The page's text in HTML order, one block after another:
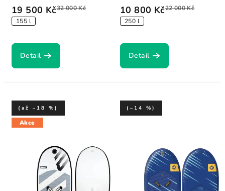
19 500 Kč32 000 Kč
155 l
Detail
10 800 Kč22 000 Kč
250 l
Detail
Akce
(až –18 %) (–14 %)